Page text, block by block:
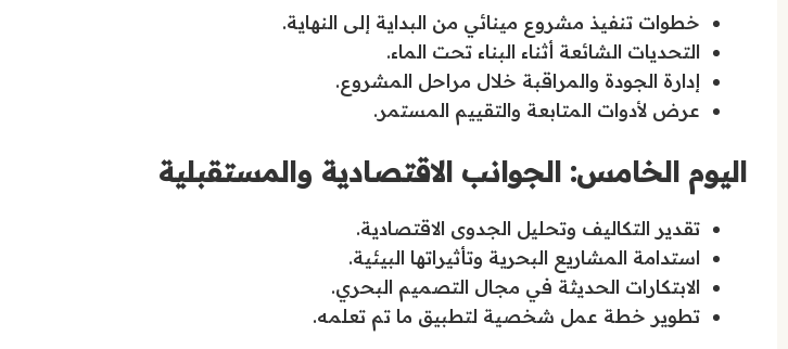
خطوات تنفيذ مشروع مينائي من البداية إلى النهاية.
التحديات الشائعة أثناء البناء تحت الماء.
إدارة الجودة والمراقبة خلال مراحل المشروع.
عرض لأدوات المتابعة والتقييم المستمر.
اليوم الخامس: الجوانب الاقتصادية والمستقبلية
تقدير التكاليف وتحليل الجدوى الاقتصادية.
استدامة المشاريع البحرية وتأثيراتها البيئية.
الابتكارات الحديثة في مجال التصميم البحري.
تطوير خطة عمل شخصية لتطبيق ما تم تعلمه.